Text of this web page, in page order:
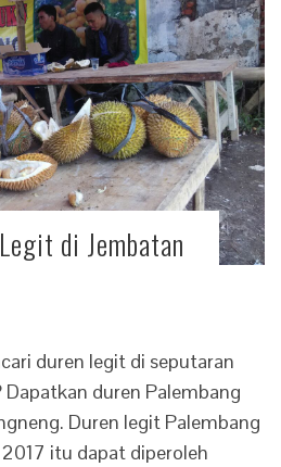
di Jembatan
duren legit di seputaran
Dapatkan duren Palembang
Duren legit Palembang
itu dapat diperoleh